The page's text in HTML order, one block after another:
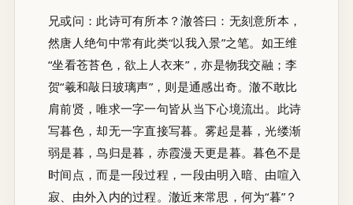
兄或问：此诗可有所本？澈答曰：无刻意所本，
然唐人绝句中常有此类“以我入景”之笔。如王维
“坐看苍苔色，欲上人衣来”，亦是物我交融；李
贺“羲和敲日玻璃声”，则是通感出奇。澈不敢比
肩前贤，唯求一字一句皆从当下心境流出。此诗
写暮色，却无一字直接写暮。雾起是暮，光缕渐
弱是暮，鸟归是暮，赤霞漫天更是暮。暮色不是
时间点，而是一段过程，一段由明入暗、由喧入
寂、由外入内的过程。澈近来常思，何为“暮”？